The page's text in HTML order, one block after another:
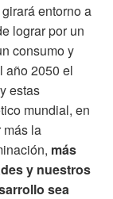
entorno a
lograr por un
consumo y
año 2050 el
estas
mundial, en
más la
más
y nuestros
sea